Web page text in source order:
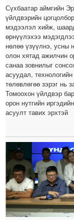
Сүхбаатар аймгийн
үйлдвэрийн
мэдээлэл хийж,
өрнүүлэхээ
нөлөө үзүүлнэ, усны
олон хятад ажилчин
санаа зовнилыг
асуудал,
төлөвлөгөө зэрэг нь
Томоохон үйлдвэр
орон нутгийн
асуулт тавих эрхтэй